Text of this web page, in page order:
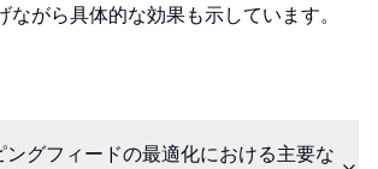
ながら具体的な効果も示しています。
グフィードの最適化における主要な